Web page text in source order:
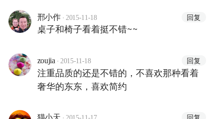
邢小作 · 2015-11-18 回复
桌子和椅子看着挺不错~~
zoujia · 2015-11-18 回复
注重品质的还是不错的，不喜欢那种看着
奢华的东东，喜欢简约